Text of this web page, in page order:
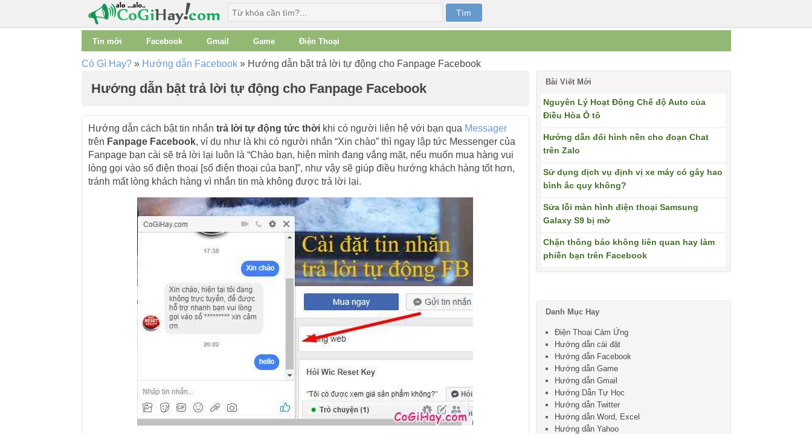
Tin mới Facebook Gmail Game Điện Thoại
Có Gì Hay? » Hướng dẫn Facebook »Hướng dẫn bật trả lời tự động cho Fanpage Facebook
Hướng dẫn bật trả lời tự động cho Fanpage Facebook
Hướng dẫn cách bật tin nhắn trả lời tự động tức thờikhi có người liên hệ với bạn qua Messager
trên Fanpage Facebook, ví dụ như là khi có người nhắn “Xin chào” thì ngay lập tức Messenger của
Fanpage bạn cài sẽ trả lời lại luôn là “Chào bạn, hiện mình đang vắng mặt, nếu muốn mua hàng vui
lòng gọi vào số điện thoại [số điện thoại của bạn]”, như vậy sẽ giúp điều hướng khách hàng tốt hơn,
tránh mất lòng khách hàng vì nhắn tin mà không được trả lời lại.
Bài Viết Mới
Nguyên Lý Hoạt Động Chế độ Auto của
Điều Hòa Ô tô
Hướng dẫn đổi hình nền cho đoạn Chat
trên Zalo
Sử dụng dịch vụ định vị xe máy có gây hao
bình ắc quy không?
Sửa lỗi màn hình điện thoại Samsung
Galaxy S9 bị mờ
Chặn thông báo không liên quan hay làm
phiền bạn trên Facebook
Danh Mục Hay
Điện Thoại Cảm Ứng
Hướng dẫn cài đặt
Hướng dẫn Facebook
Hướng dẫn Game
Hướng dẫn Gmail
Hướng Dẫn Tự Học
Hướng dẫn Twitter
Hướng dẫn Word, Excel
Hướng dẫn Yahoo